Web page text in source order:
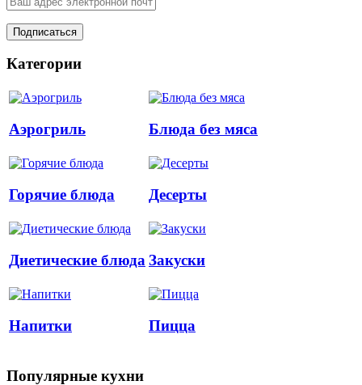
Категории
Аэрогриль Блюда без мяса
Горячие блюда Десерты
Диетические блюда Закуски
Напитки Пицца
Популярные кухни